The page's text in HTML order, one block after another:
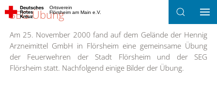
Ortsverein
Flörsheim am Main e.V.
SEG Übung
Am 25. November 2000 fand auf dem Gelände der Hennig
Arzneimittel GmbH in Flörsheim eine gemeinsame Übung
der Feuerwehren der Stadt Flörsheim und der SEG
Flörsheim statt. Nachfolgend einige Bilder der Übung.